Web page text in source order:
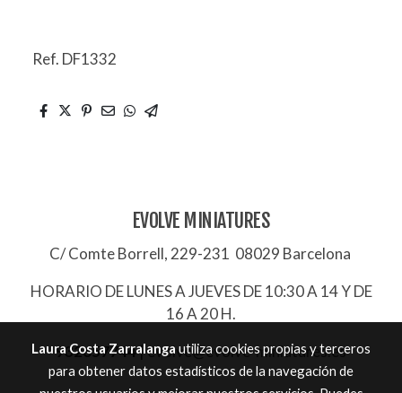
Ref. DF1332
EVOLVE MINIATURES
C/ Comte Borrell, 229-231 08029 Barcelona
HORARIO DE LUNES A JUEVES DE 10:30 A 14 Y DE
16 A 20 H.
932657744|evolve@evolve-miniatures.es
Laura Costa Zarralanga utiliza cookies propias y terceros
para obtener datos estadísticos de la navegación de